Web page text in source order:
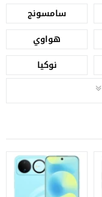
سامسونج
هواوي
نوكيا